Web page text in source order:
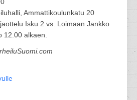
Ammattikoulunkatu 20
Isku 2 vs. Loimaan Jankko
12.00 alkaen.